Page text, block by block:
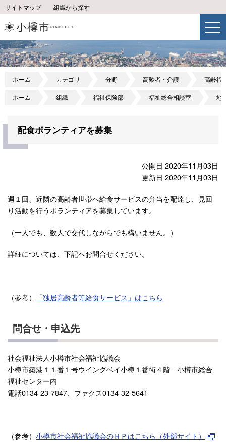
サイトマップ 組織から探す
ホーム カテゴリ 分野 高齢者・介護 高齢福
ホーム 組織 福祉保険部 福祉総合相談室 地
配食ボランティアを募集
公開日 2020年11月03日
更新日 2020年11月03日
週１回、近隣の高齢者世帯へ給食サービスの弁当を配達し、見回
り活動を行うボランティアを募集しています。
（一人でも、数人で交代しながらでも構いません。）
詳細については、下記へお問合せください。
（参考） 「独居高齢者等給食サービス」はこちら
問合せ・申込先
社会福祉法人小樽市社会福祉協議会
小樽市築港１１番１号ウイングベイ小樽１番街４階 小樽市総合
福祉センター内
電話0134-23-7847、ファクス0134-32-5641
（参考） 小樽市社会福祉協議会のＨＰはこちら（外部サイト）